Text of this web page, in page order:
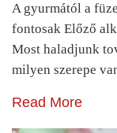
A gyurmától a
fontosak Előző
Most haladjunk
milyen szerepe
Read More